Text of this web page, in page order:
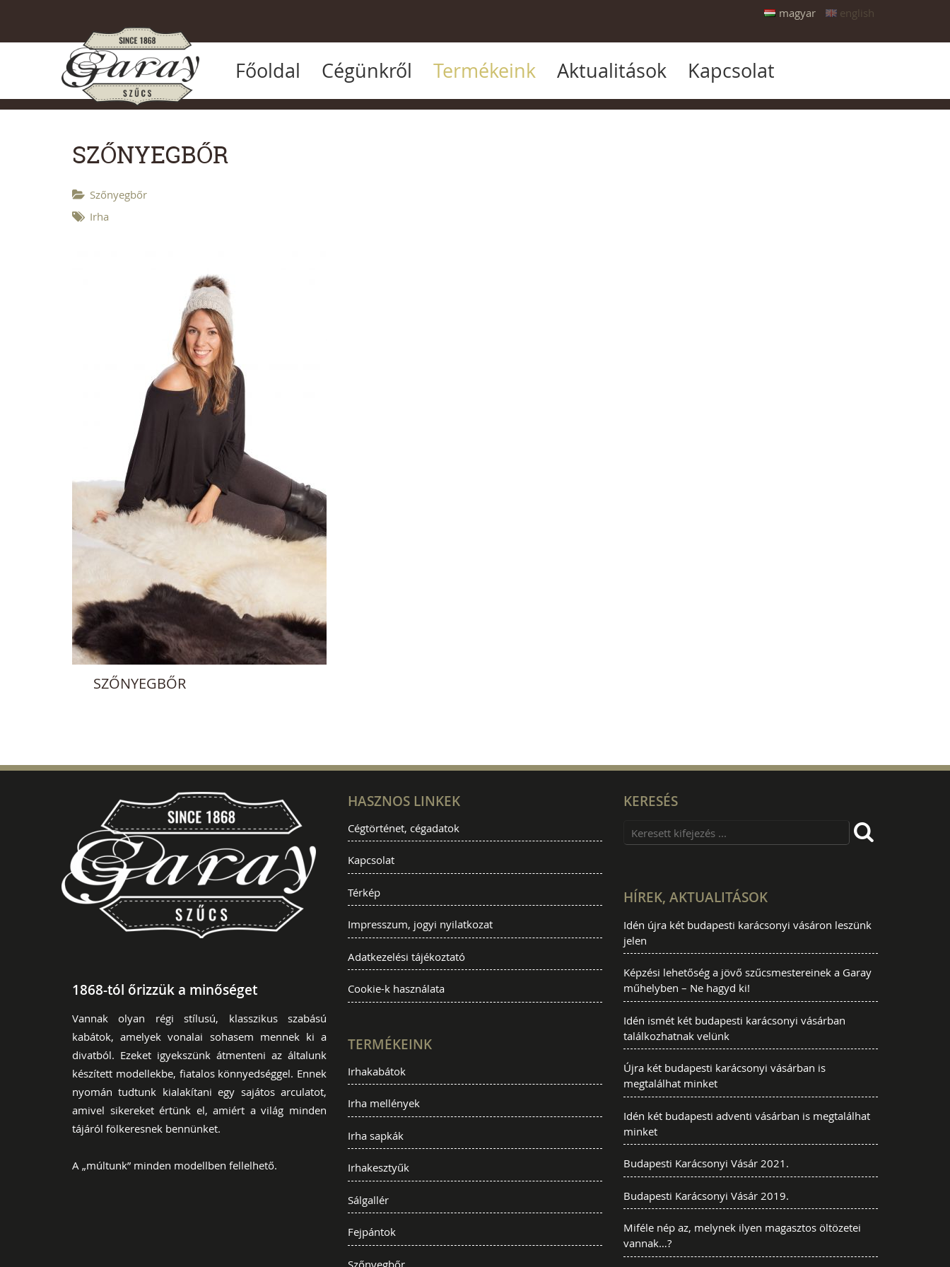
magyar english
Főoldal Cégünkről Termékeink Aktualitások Kapcsolat
SZŐNYEGBŐR
Szőnyegbőr
Irha
SZŐNYEGBŐR
1868-tól őrizzük a minőséget
Vannak olyan régi stílusú, klasszikus szabású
kabátok, amelyek vonalai sohasem mennek ki a
divatból. Ezeket igyekszünk átmenteni az általunk
készített modellekbe, fiatalos könnyedséggel. Ennek
nyomán tudtunk kialakítani egy sajátos arculatot,
amivel sikereket értünk el, amiért a világ minden
tájáról fölkeresnek bennünket.
A „múltunk” minden modellben fellelhető.
HASZNOS LINKEK
Cégtörténet, cégadatok
Kapcsolat
Térkép
Impresszum, jogyi nyilatkozat
Adatkezelési tájékoztató
Cookie-k használata
TERMÉKEINK
Irhakabátok
Irha mellények
Irha sapkák
Irhakesztyűk
Sálgallér
Fejpántok
Szőnyegbőr
KERESÉS
HÍREK, AKTUALITÁSOK
Idén újra két budapesti karácsonyi vásáron leszünk
jelen
Képzési lehetőség a jövő szűcsmestereinek a Garay
műhelyben – Ne hagyd ki!
Idén ismét két budapesti karácsonyi vásárban
találkozhatnak velünk
Újra két budapesti karácsonyi vásárban is
megtalálhat minket
Idén két budapesti adventi vásárban is megtalálhat
minket
Budapesti Karácsonyi Vásár 2021.
Budapesti Karácsonyi Vásár 2019.
Miféle nép az, melynek ilyen magasztos öltözetei
vannak…?